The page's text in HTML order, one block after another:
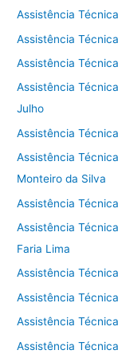
Assistência
Assistência
Assistência
Assistência
Julho
Assistência
Assistência
Monteiro da Silva
Assistência
Assistência
Faria Lima
Assistência
Assistência
Assistência
Assistência